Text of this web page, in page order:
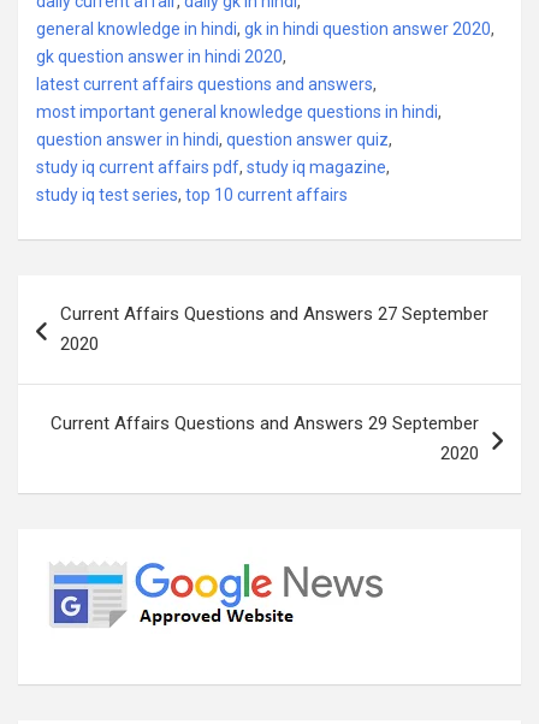
general knowledge in hindi, gk in hindi question answer 2020,
gk question answer in hindi 2020,
latest current affairs questions and answers,
most important general knowledge questions in hindi,
question answer in hindi, question answer quiz,
study iq current affairs pdf, study iq magazine,
study iq test series, top 10 current affairs
navigation
Current Affairs Questions and Answers 27 September
2020
Current Affairs Questions and Answers 29 September
2020